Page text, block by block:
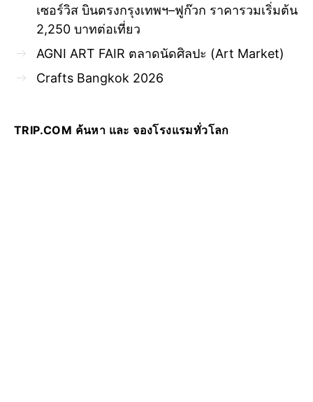
เซอร์วิส บินตรงกรุงเทพฯ–ฟูก๊วก ราคารวมเริ่มต้น
2,250 บาทต่อเที่ยว
AGNI ART FAIR ตลาดนัดศิลปะ (Art Market)
Crafts Bangkok 2026
TRIP.COM ค้นหา และ จองโรงแรมทั่วโลก